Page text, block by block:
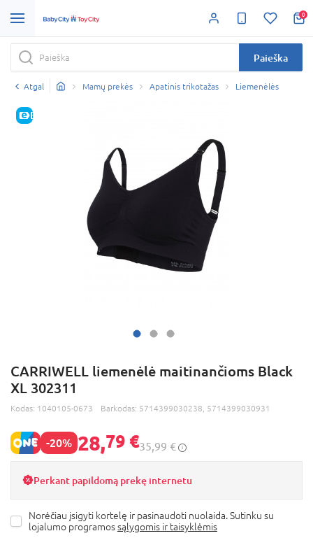
0
Paieška
Atgal Mamų prekės Apatinis trikotažas Liemenėlės
E-KAINA
CARRIWELL liemenėlė maitinančioms Black
XL 302311
Kodas: 1040105-0673 Barkodas: 5714399030238, 5714399030931
-20% 28,79 €35,99 €
Perkant papildomą prekę internetu
Norėčiau įsigyti kortelę ir pasinaudoti nuolaida. Sutinku su
lojalumo programossąlygomis ir taisyklėmis